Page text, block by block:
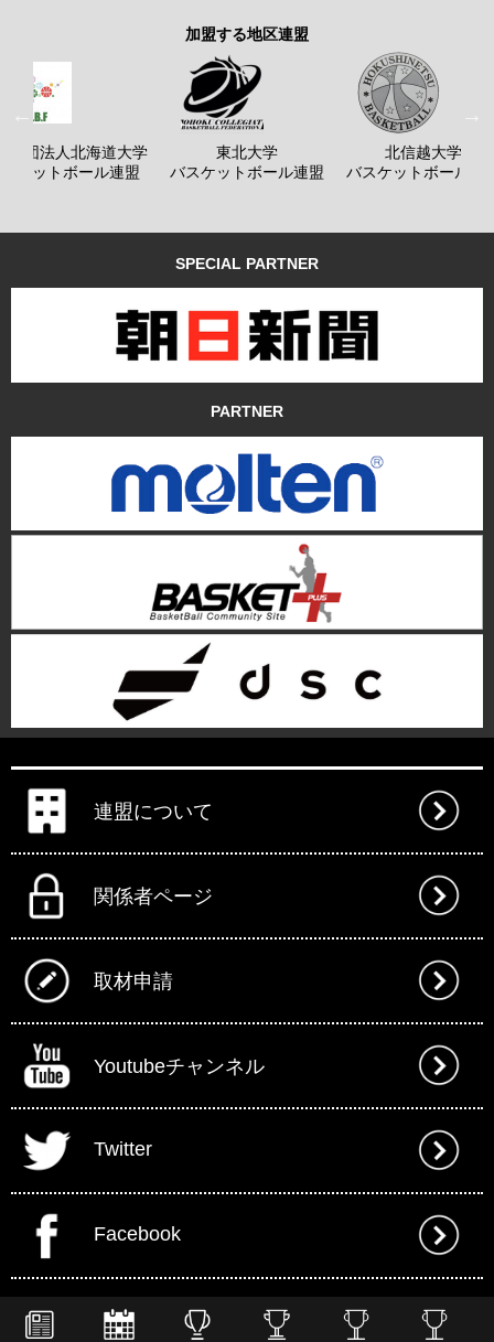
加盟する地区連盟
社団法人北海道大学
ケットボール連盟
東北大学
バスケットボール連盟
北信越大学
バスケットボール連
SPECIAL PARTNER
PARTNER
連盟について
関係者ページ
取材申請
Youtubeチャンネル
Twitter
Facebook